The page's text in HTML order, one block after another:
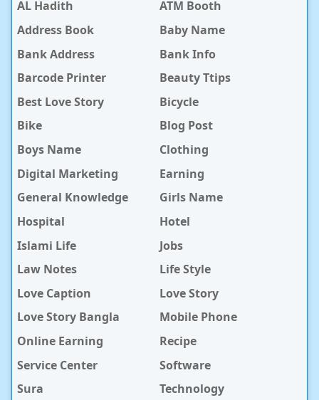
AL Hadith
ATM Booth
Address Book
Baby Name
Bank Address
Bank Info
Barcode Printer
Beauty Ttips
Best Love Story
Bicycle
Bike
Blog Post
Boys Name
Clothing
Digital Marketing
Earning
General Knowledge
Girls Name
Hospital
Hotel
Islami Life
Jobs
Law Notes
Life Style
Love Caption
Love Story
Love Story Bangla
Mobile Phone
Online Earning
Recipe
Service Center
Software
Sura
Technology